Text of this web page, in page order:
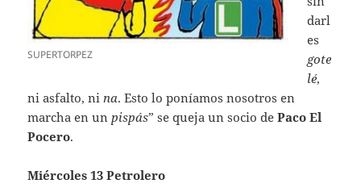
SUPERTORPEZ
darl
es
gote
lé,
ni asfalto, nina. Esto lo poníamos nosotros en
marcha en unpispás” se queja un socio dePaco El
Pocero.
Miércoles 13 Petrolero